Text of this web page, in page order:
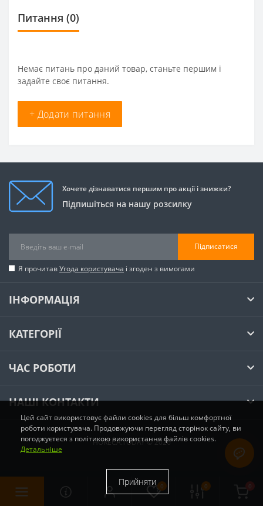
0 0 0
Питання (0)
Немає питань про даний товар, станьте першим і
задайте своє питання.
+ Додати питання
Хочете дізнаватися першим про акції і знижки?
Підпишіться на нашу розсилку
Підписатися
Я прочитавУгода користувача і згоден з вимогами
ІНФОРМАЦІЯ
КАТЕГОРІЇ
ЧАС РОБОТИ
НАШІ КОНТАКТИ
HORECA.TODAY © 2026
Цей сайт використовує файли cookies для більш комфортної
роботи користувача. Продовжуючи перегляд сторінок сайту, ви
погоджуєтеся з політикою використання файлів cookies.
Детальніше
Прийняти